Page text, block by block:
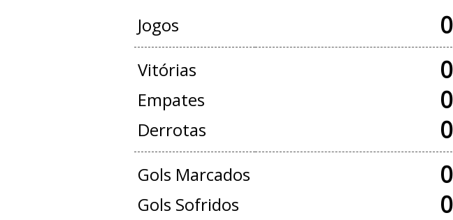
Jogos 0
Vitórias 0
Empates 0
Derrotas 0
Gols Marcados 0
Gols Sofridos 0